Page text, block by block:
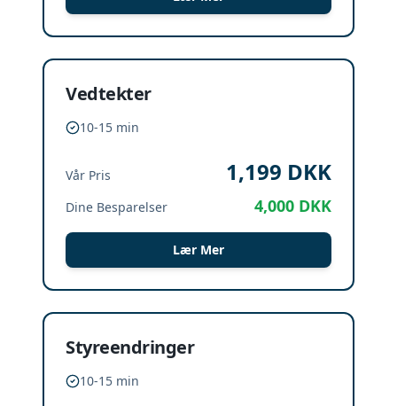
Vedtekter
10-15 min
Vår Pris 1,199 DKK
Dine Besparelser 4,000 DKK
Lær Mer
Styreendringer
10-15 min